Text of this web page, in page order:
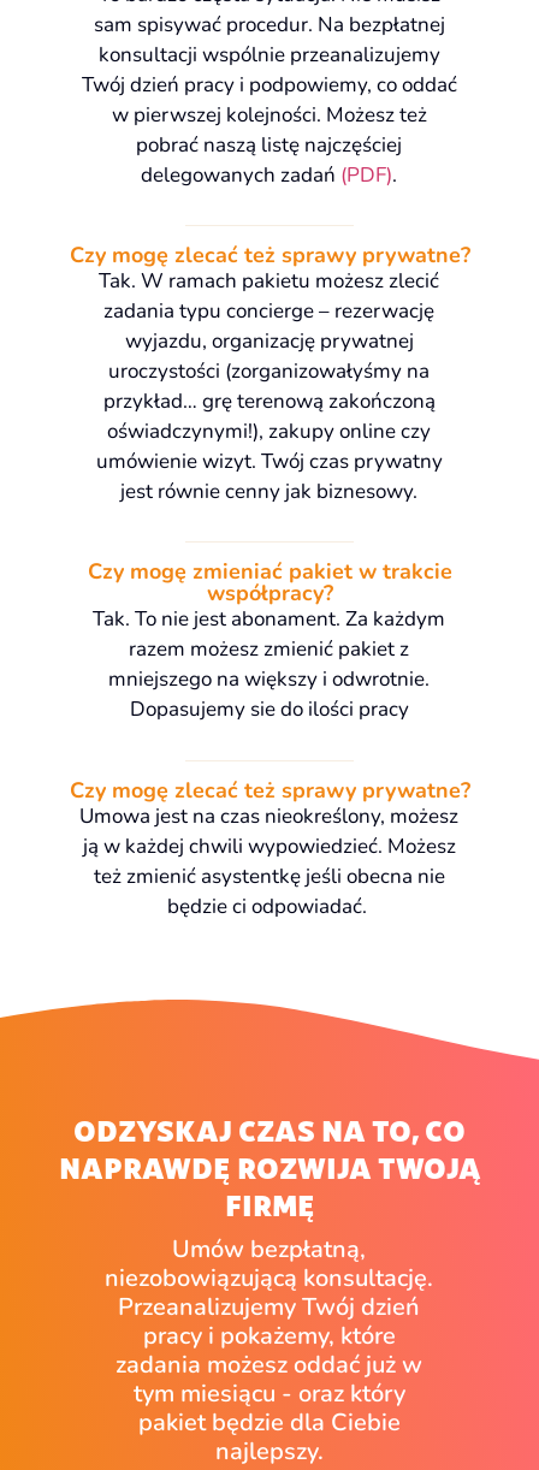
sam spisywać procedur. Na bezpłatnej
konsultacji wspólnie przeanalizujemy
Twój dzień pracy i podpowiemy, co oddać
w pierwszej kolejności. Możesz też
pobrać naszą listę najczęściej
delegowanych zadań (PDF).
Czy mogę zlecać też sprawy prywatne?
Tak. W ramach pakietu możesz zlecić
zadania typu concierge – rezerwację
wyjazdu, organizację prywatnej
uroczystości (zorganizowałyśmy na
przykład… grę terenową zakończoną
oświadczynymi!), zakupy online czy
umówienie wizyt. Twój czas prywatny
jest równie cenny jak biznesowy.
Czy mogę zmieniać pakiet w trakcie
współpracy?
Tak. To nie jest abonament. Za każdym
razem możesz zmienić pakiet z
mniejszego na większy i odwrotnie.
Dopasujemy sie do ilości pracy
Czy mogę zlecać też sprawy prywatne?
Umowa jest na czas nieokreślony, możesz
ją w każdej chwili wypowiedzieć. Możesz
też zmienić asystentkę jeśli obecna nie
będzie ci odpowiadać.
ODZYSKAJ CZAS NA TO, CO
NAPRAWDĘ ROZWIJA TWOJĄ
FIRMĘ
Umów bezpłatną,
niezobowiązującą konsultację.
Przeanalizujemy Twój dzień
pracy i pokażemy, które
zadania możesz oddać już w
tym miesiącu - oraz który
pakiet będzie dla Ciebie
najlepszy.